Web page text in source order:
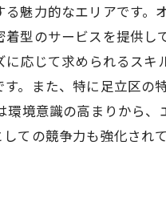
魅力的なエリアです
型のサービスを提供
応じて求められるス
。また、特に足立区
境意識の高まりから
ての競争力も強化さ